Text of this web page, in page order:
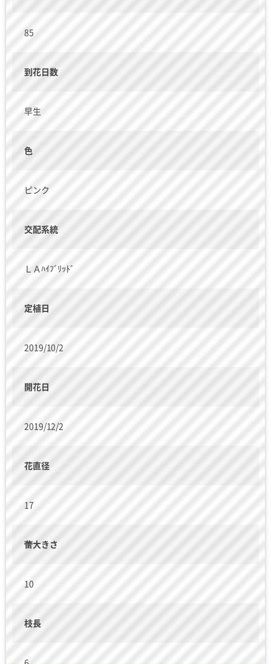
85
到花日数
早生
色
ピンク
交配系統
ＬＡﾊｲﾌﾞﾘｯﾄﾞ
定植日
2019/10/2
開花日
2019/12/2
花直径
17
蕾大きさ
10
枝長